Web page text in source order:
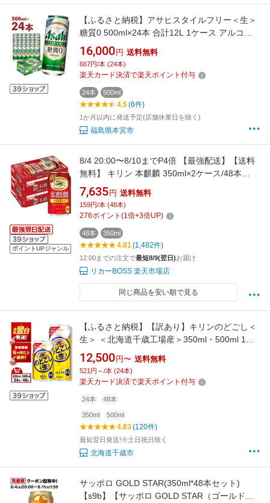
【ふるさと納税】アサヒスタイルフリー＜生＞
糖質0 500ml×24本 合計12L 1ケース アルコー
ル度数4% 缶ビール お酒 ビール アサヒ アサヒ
スタイルフリー 送料無料 【07214-0034】
16,000 円 送料無料
667円/本 (24本)
楽天カード決済で楽天ポイント付与
24本 500ml
4.5(6件)
1か月以内に発送予定(店舗休業日を除く)
福島県本宮市
ポイントUPジャンル
8/4 20:00〜8/10までP4倍 【最強配送】【送料
無料】 キリン 本麒麟 350ml×2ケース/48本
YTR ビール 新ジャンル キリンビール
7,635 円 送料無料
159円/本 (48本)
276ポイント (1倍+3倍UP)
48本 350ml
4.81(1,482件)
12:00までの注文で最短8/9(翌日)お届け
リカーBOSS 楽天市場店
同じ商品を安い順で見る
【ふるさと納税】【訳あり】キリンのどごし＜
生＞ ＜北海道千歳工場産＞350ml・500ml 1〜2
ケース（1ケース24本）北海道 ふるさと納税 ビ
ール お酒 ケース ギフト 酒【北海道千歳市】の
どごし生 麒麟 KIRIN
12,500 円〜 送料無料
521円～/本 (24本)
楽天カード決済で楽天ポイント付与
24本 48本
350ml 500ml
4.83(120件)
最短翌日発送!※土日祝日除く
北海道千歳市
サッポロ GOLD STAR(350ml*48本セット)
【s9b】【サッポロ GOLD STAR（ゴールドス